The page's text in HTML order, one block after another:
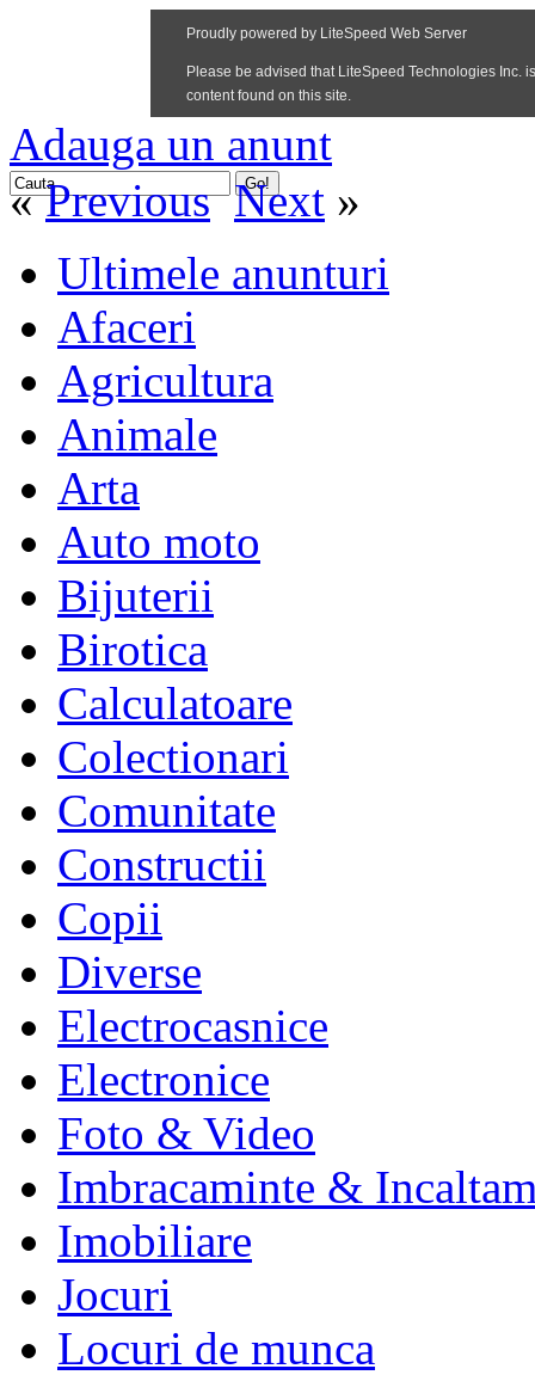
Adauga un anunt
«Previous Next »
Ultimele anunturi
Afaceri
Agricultura
Animale
Arta
Auto moto
Bijuterii
Birotica
Calculatoare
Colectionari
Comunitate
Constructii
Copii
Diverse
Electrocasnice
Electronice
Foto & Video
Imbracaminte &
Imobiliare
Jocuri
Locuri de munca